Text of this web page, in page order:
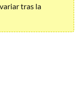
tras la